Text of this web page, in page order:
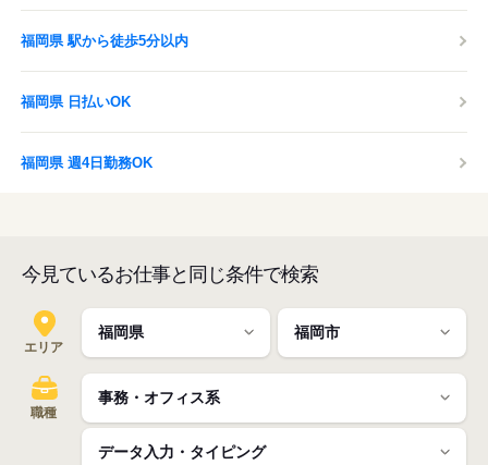
福岡県 駅から徒歩5分以内
福岡県 日払いOK
福岡県 週4日勤務OK
今見ているお仕事と同じ条件で検索
エリア
職種